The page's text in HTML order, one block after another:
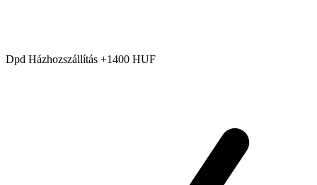
Dpd Házhozszállítás +1400 HUF